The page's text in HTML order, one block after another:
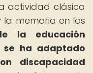
actividad clásica
memoria en los
la educación
se ha adaptado
discapacidad